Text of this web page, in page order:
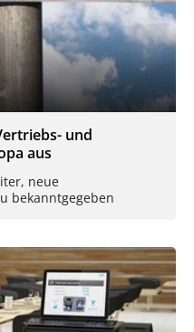
und
aus
neue
bekanntgegeben